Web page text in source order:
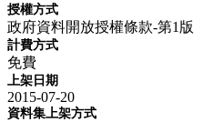
授權方式
政府資料開放授權條款-第1版
計費方式
免費
上架日期
2015-07-20
資料集上架方式